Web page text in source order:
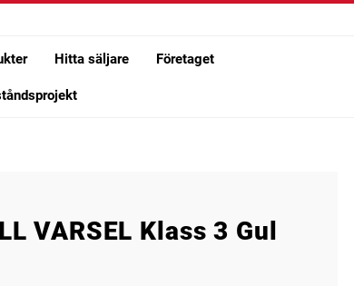
Hitta säljare Företaget
VARSEL Klass 3 Gul